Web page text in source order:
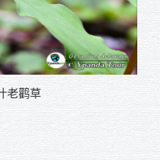
老鹳草